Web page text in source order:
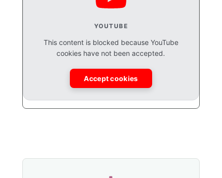
YOUTUBE
This content is blocked because YouTube
cookies have not been accepted.
Accept cookies